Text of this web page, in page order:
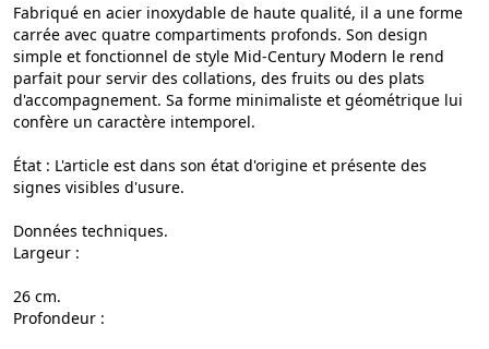
Fabriqué en acier inoxydable de haute qualité, il a une forme
carrée avec quatre compartiments profonds. Son design
simple et fonctionnel de style Mid-Century Modern le rend
parfait pour servir des collations, des fruits ou des plats
d'accompagnement. Sa forme minimaliste et géométrique lui
confère un caractère intemporel.
État : L'article est dans son état d'origine et présente des
signes visibles d'usure.
Données techniques.
Largeur :
26 cm.
Profondeur :